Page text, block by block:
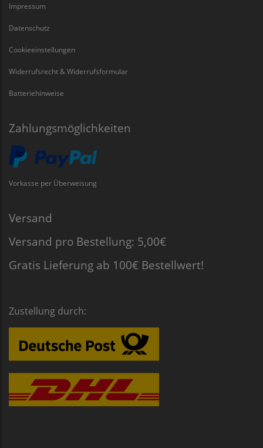
Impressum
Datenschutz
Cookieeinstellungen
Widerrufsrecht & Widerrufsformular
Batteriehinweise
Zahlungsmöglichkeiten
Vorkasse per Überweisung
Versand
Versand pro Bestellung: 5,00€
Gratis Lieferung ab 100€ Bestellwert!
Zustellung durch: